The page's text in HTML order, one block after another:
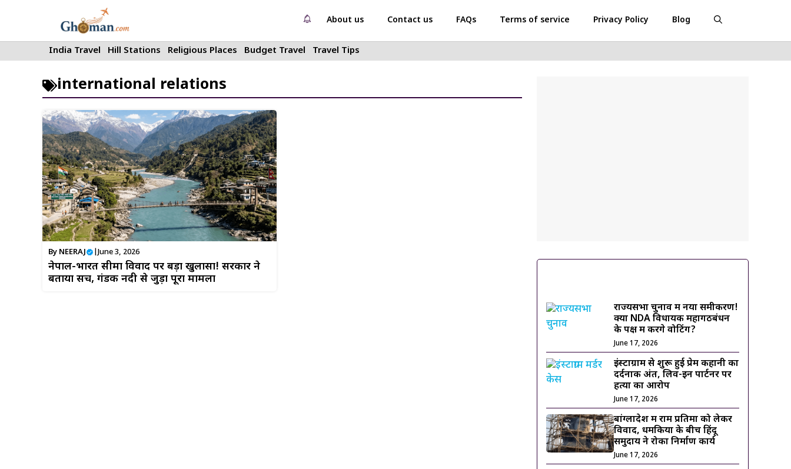
About us Contact us FAQs Terms of service Privacy Policy Blog
India Travel Hill Stations Religious Places Budget Travel Travel Tips
international relations
By NEERAJ June 3, 2026
नेपाल-भारत सीमा विवाद पर बड़ा खुलासा! सरकार ने
बताया सच, गंडक नदी से जुड़ा पूरा मामला
राज्यसभा चुनाव में नया समीकरण!
क्या NDA विधायक महागठबंधन
के पक्ष में करेंगे वोटिंग?
June 17, 2026
इंस्टाग्राम से शुरू हुई प्रेम कहानी का
दर्दनाक अंत, लिव-इन पार्टनर पर
हत्या का आरोप
June 17, 2026
बांग्लादेश में राम प्रतिमा को लेकर
विवाद, धमकियों के बीच हिंदू
समुदाय ने रोका निर्माण कार्य
June 17, 2026